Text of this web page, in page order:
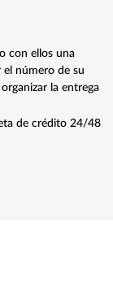
con ellos una
el número de su
la entrega
de crédito 24/48